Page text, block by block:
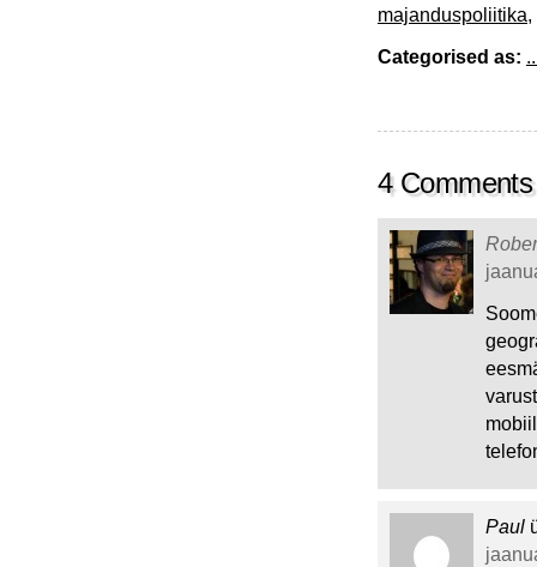
majanduspoliitika,
Categorised as:
4 Comments
Paul